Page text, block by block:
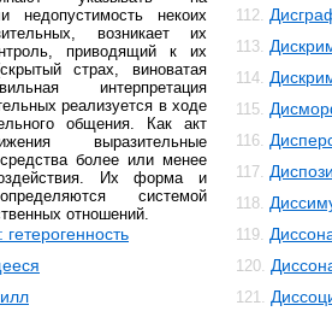
недопустимость некоих
возникает их
приводящий к их
страх, виноватая
интерпретация
реализуется в ходе
общения. Как акт
выразительные
более или менее
Их форма и
системой
отношений.
112.
113.
114.
115.
116.
117.
118.
119.
120.
121.